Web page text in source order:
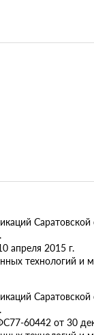
Саратовской
апреля 2015 г.
технологий и
Саратовской
60442 от 30